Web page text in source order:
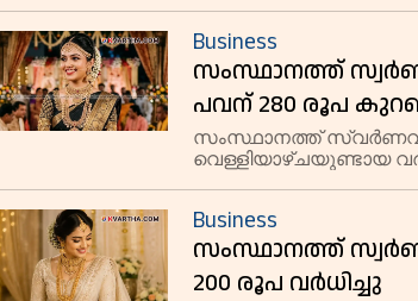
Business
സംസ്ഥാനത്ത്
പവന് 280 രൂപ
നിരക്കിൽ മാറ്റമില്ല
സംസ്ഥാനത്ത്
വെള്ളിയാഴ്ചയുണ്ടായ
Business
സംസ്ഥാനത്ത്
200 രൂപ വർധിച്ചു